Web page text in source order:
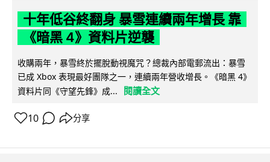
十年低谷終翻身 暴雪連續兩年增長 靠
《暗黑 4》資料片逆襲
收購兩年，暴雪終於擺脫動視魔咒？總裁內部電郵流出：暴雪
已成 Xbox 表現最好團隊之一，連續兩年營收增長。《暗黑 4》
資料片同《守望先鋒》成...
閱讀全文
10 分享